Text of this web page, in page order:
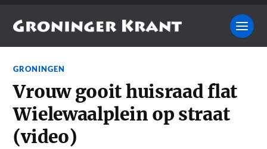
GRONINGEN
Vrouw gooit huisraad flat
Wielewaalplein op straat
(video)